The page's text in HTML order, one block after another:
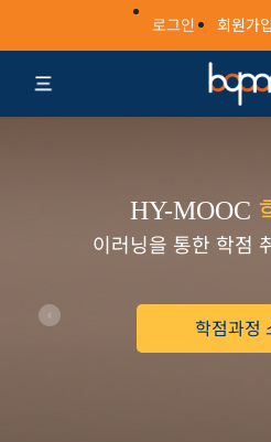
로그인 회원가입
HY-MOOC
이러닝을 통한 학점
학점과정
Previous